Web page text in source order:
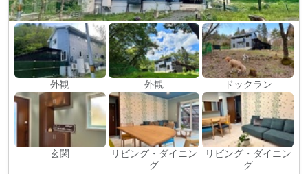
外観 外観 ドックラン
玄関
リビング・ダイニン
グ
リビング・ダイニン
グ